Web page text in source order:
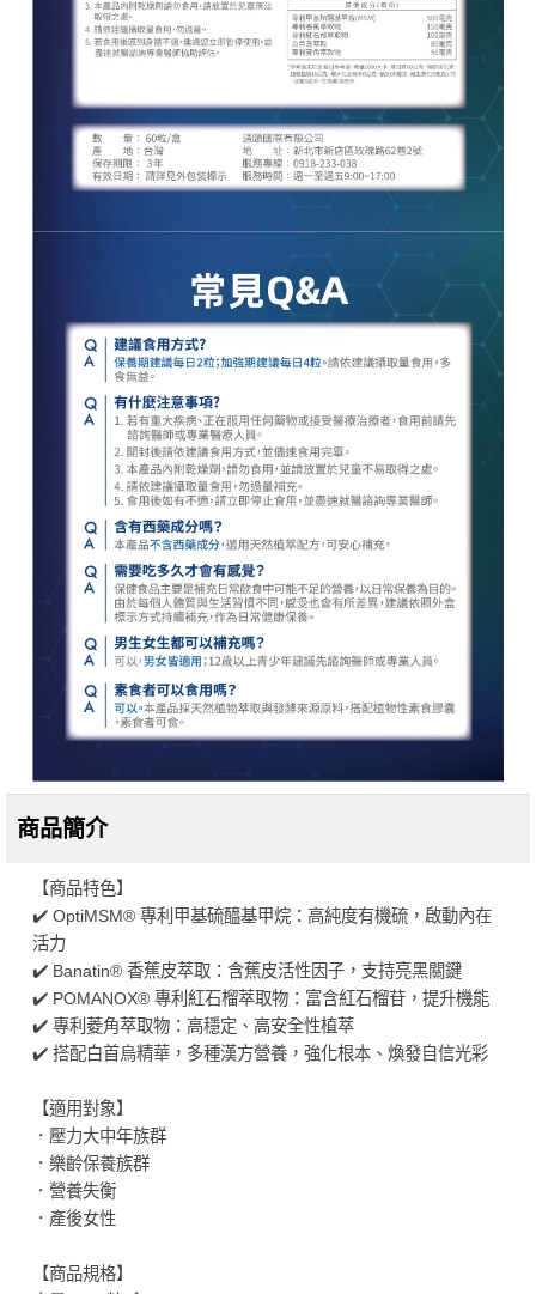
商品簡介
【商品特色】
✔️ OptiMSM® 專利甲基硫醯基甲烷：高純度有機硫，啟動內在
活力
✔️ Banatin® 香蕉皮萃取：含蕉皮活性因子，支持亮黑關鍵
✔️ POMANOX® 專利紅石榴萃取物：富含紅石榴苷，提升機能
✔️ 專利菱角萃取物：高穩定、高安全性植萃
✔️ 搭配白首烏精華，多種漢方營養，強化根本、煥發自信光彩
【適用對象】
．壓力大中年族群
．樂齡保養族群
．營養失衡
．產後女性
【商品規格】